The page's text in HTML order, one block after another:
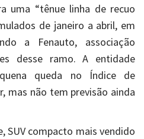
uma “tênue linha de recuo
de janeiro a abril, em
a Fenauto, associação
desse ramo. A entidade
queda no Índice de
mas não tem previsão ainda
SUV compacto mais vendido